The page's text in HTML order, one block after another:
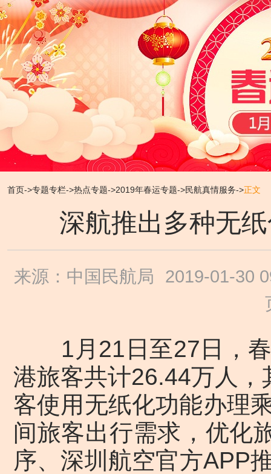
首页->专题专栏->热点专题->2019年春运专题->民航真情服务->正文
深航推出多种无
来源：中国民航局
2019-01-30
1月21日至27日，春
港旅客共计26.44万人
客使用无纸化功能办理
间旅客出行需求，优化
序、深圳航空官方APP